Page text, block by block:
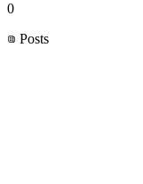
0
Posts